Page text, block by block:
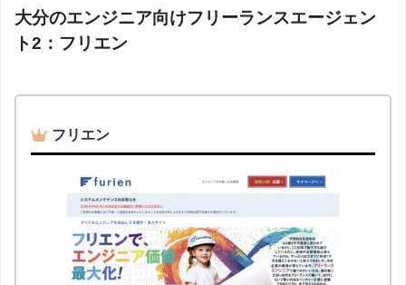
大分のエンジニア向けフリーランスエージェン
ト2：フリエン
フリエン